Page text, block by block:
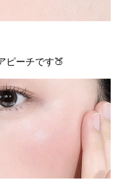
ピーチです🍑